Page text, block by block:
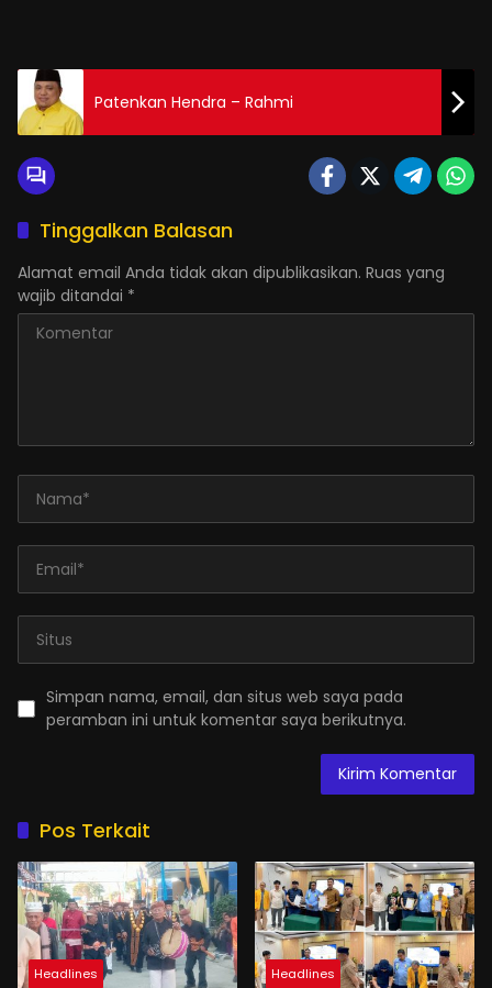
Patenkan Hendra – Rahmi
Tinggalkan Balasan
Alamat email Anda tidak akan dipublikasikan. Ruas yang
wajib ditandai *
Simpan nama, email, dan situs web saya pada
peramban ini untuk komentar saya berikutnya.
Pos Terkait
Headlines Headlines